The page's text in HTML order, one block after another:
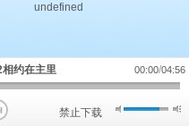
undefined
约在主里 00:00/04:56
禁止下载